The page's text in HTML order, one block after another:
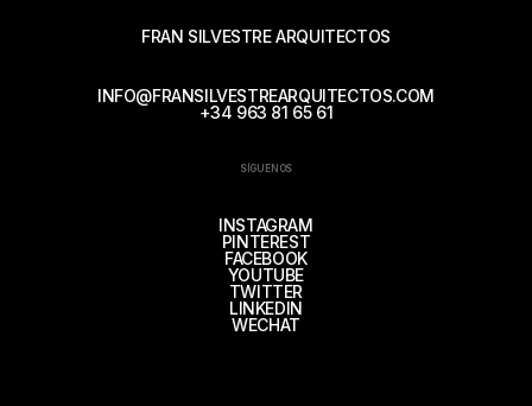
FRAN SILVESTRE ARQUITECTOS
INFO@FRANSILVESTREARQUITECTOS.COM
+34 963 81 65 61
SÍGUENOS
INSTAGRAM
PINTEREST
FACEBOOK
YOUTUBE
TWITTER
LINKEDIN
WECHAT